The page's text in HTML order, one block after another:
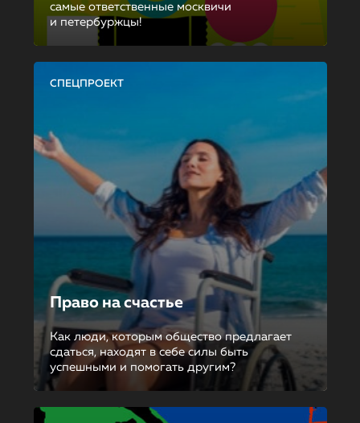
самые ответственные москвичи
и петербуржцы!
СПЕЦПРОЕКТ
Право на счастье
Как люди, которым общество предлагает
сдаться, находят в себе силы быть
успешными и помогать другим?